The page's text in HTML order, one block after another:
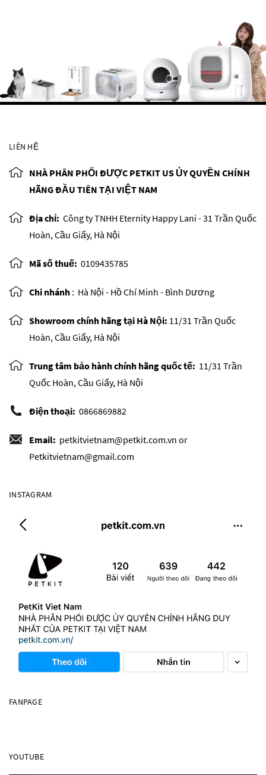
LIÊN HỆ
NHÀ PHÂN PHỐI ĐƯỢC PETKIT US ỦY QUYỀN CHÍNH
HÃNG ĐẦU TIÊN TẠI VIỆT NAM
Địa chỉ: Công ty TNHH Eternity Happy Lani - 31 Trần Quốc
Hoàn, Cầu Giấy, Hà Nội
Mã số thuế: 0109435785
Chi nhánh : Hà Nội - Hồ Chí Minh - Bình Dương
Showroom chính hãng tại Hà Nội: 11/31 Trần Quốc
Hoàn, Cầu Giấy, Hà Nội
Trung tâm bảo hành chính hãng quốc tế: 11/31 Trần
Quốc Hoàn, Cầu Giấy, Hà Nội
Điện thoại: 0866869882
Email: petkitvietnam@petkit.com.vn or
Petkitvietnam@gmail.com
INSTAGRAM
FANPAGE
YOUTUBE